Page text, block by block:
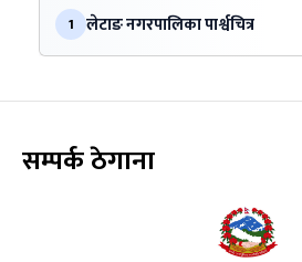
1 लेटाङ नगरपालिका पार्श्वचित्र
सम्पर्क ठेगाना